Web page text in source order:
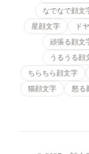
なでなで顔文
星顔文字
ド
頑張る顔文
うるうる顔
ちらちら顔文字
猫顔文字
怒る